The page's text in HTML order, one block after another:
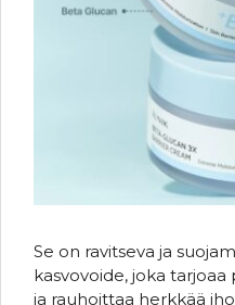
Se on ravitseva ja
kasvovoide, joka
ja rauhoittaa herkkää